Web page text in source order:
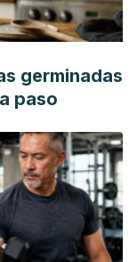
germinadas
paso